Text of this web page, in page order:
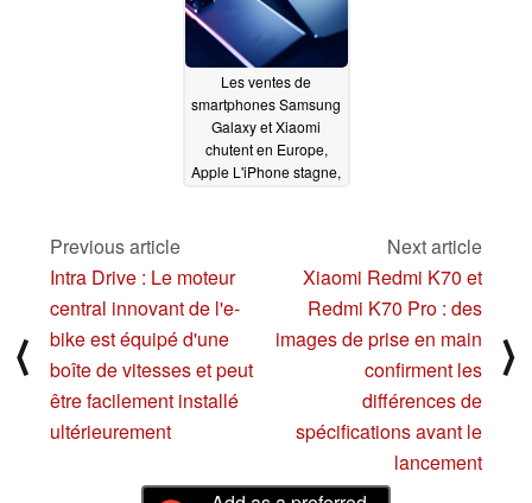
Les ventes de
smartphones Samsung
Galaxy et Xiaomi
chutent en Europe,
Apple L'iPhone stagne,
⟨
Previous article
Intra Drive : Le moteur
central innovant de l'e-
bike est équipé d'une
boîte de vitesses et peut
être facilement installé
ultérieurement
Next article
Xiaomi Redmi K70 et
Redmi K70 Pro : des
images de prise en main
confirment les
différences de
spécifications avant le
lancement
⟩